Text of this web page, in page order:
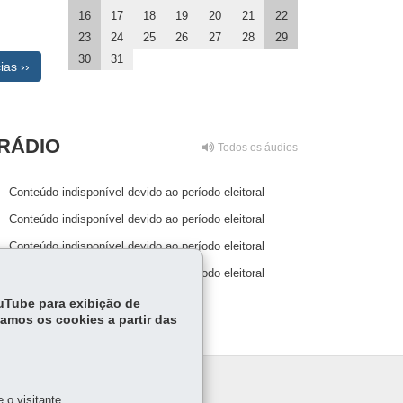
››
16
17 18 19 20 21
22
23
24 25 26 27 28
29
30
31
Todos os áudios
Conteúdo indisponível devido ao período eleitoral
Conteúdo indisponível devido ao período eleitoral
Conteúdo indisponível devido ao período eleitoral
Conteúdo indisponível devido ao período eleitoral
para exibição de
os cookies a partir das
o visitante.